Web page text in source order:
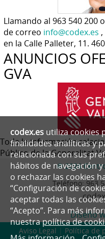
Llamando al 963 540 200
de correo info@codex.es
en la Calle Palleter, 11.
ANUNCIOS
GVA
Toda la información
Público de la Generalitat
© 2026
Teléfono: 963
Diseño
Aviso Legal Política de
codex.es utiliza cookies
finalidades analíticas y
relacionada con sus
hábitos de navegación
o rechazar las cookies
“Configuración de
aceptar todas las
“Acepto”. Para más
nuestrapolítica de